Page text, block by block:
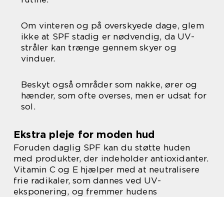
Om vinteren og på overskyede dage, glem
ikke at SPF stadig er nødvendig, da UV-
stråler kan trænge gennem skyer og
vinduer.
Beskyt også områder som nakke, ører og
hænder, som ofte overses, men er udsat for
sol.
Ekstra pleje for moden hud
Foruden daglig SPF kan du støtte huden
med produkter, der indeholder antioxidanter.
Vitamin C og E hjælper med at neutralisere
frie radikaler, som dannes ved UV-
eksponering, og fremmer hudens